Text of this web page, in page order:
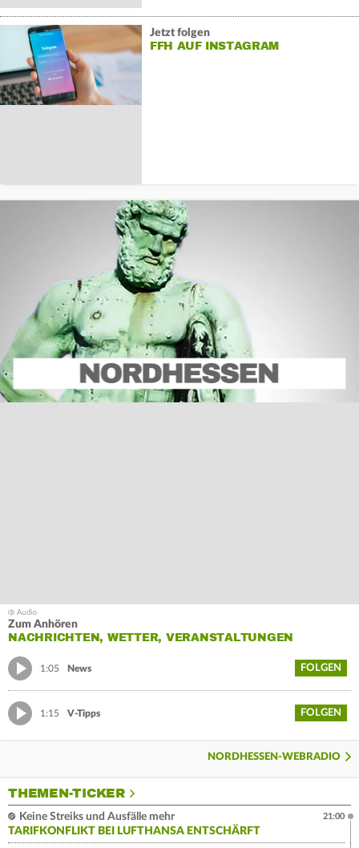
Jetzt folgen
FFH AUF INSTAGRAM
Zum Anhören
NACHRICHTEN, WETTER, VERANSTALTUNGEN
1:05 News FOLGEN
1:15 V-Tipps FOLGEN
NORDHESSEN-WEBRADIO
THEMEN-TICKER
Keine Streiks und Ausfälle mehr
TARIFKONFLIKT BEI LUFTHANSA ENTSCHÄRFT
21:00